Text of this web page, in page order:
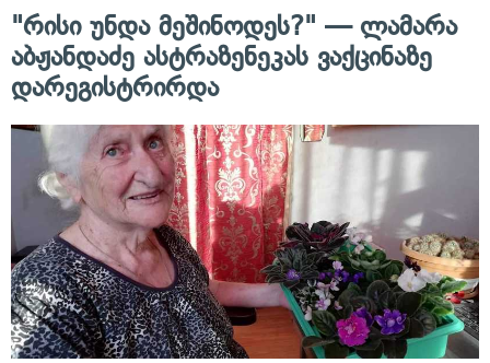
"რისი უნდა მეშინოდეს?" — ლამარა
აბჟანდაძე ასტრაზენეკას ვაქცინაზე
დარეგისტრირდა